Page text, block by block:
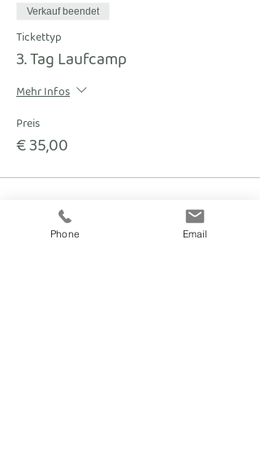
Verkauf beendet
Tickettyp
3. Tag Laufcamp
Mehr Infos
Preis
€ 35,00
Phone Email